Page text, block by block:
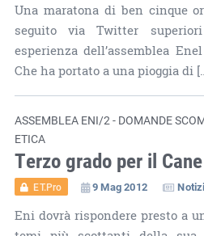
Una maratona di ben cinque
seguito via Twitter
esperienza dell’assemblea
Che ha portato a una pioggia di
ASSEMBLEA ENI/2 - DOMANDE
ETICA
Terzo grado per il
ET.Pro 9 Mag 2012
Eni dovrà rispondere presto a